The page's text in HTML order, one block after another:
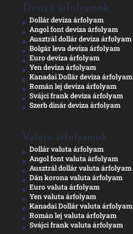
Deviza árfolyamok
Dollár deviza árfolyam
Angol font deviza árfolyam
Ausztrál dollár deviza árfolyam
Bolgár leva deviza árfolyam
Euro deviza árfolyam
Yen deviza árfolyam
Kanadai Dollár deviza árfolyam
Román lej deviza árfolyam
Svájci frank deviza árfolyam
Szerb dinár deviza árfolyam
Valuta árfolyamok
Dollár valuta árfolyam
Angol font valuta árfolyam
Ausztrál dollár valuta árfolyam
Dán korona valuta árfolyam
Euro valuta árfolyam
Yen valuta árfolyam
Kanadai Dollár valuta árfolyam
Román lej valuta árfolyam
Svájci frank valuta árfolyam